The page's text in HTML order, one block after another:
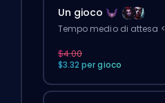
Un gioco
Tempo medio di attesa
$4.00
$3.32 per gioco